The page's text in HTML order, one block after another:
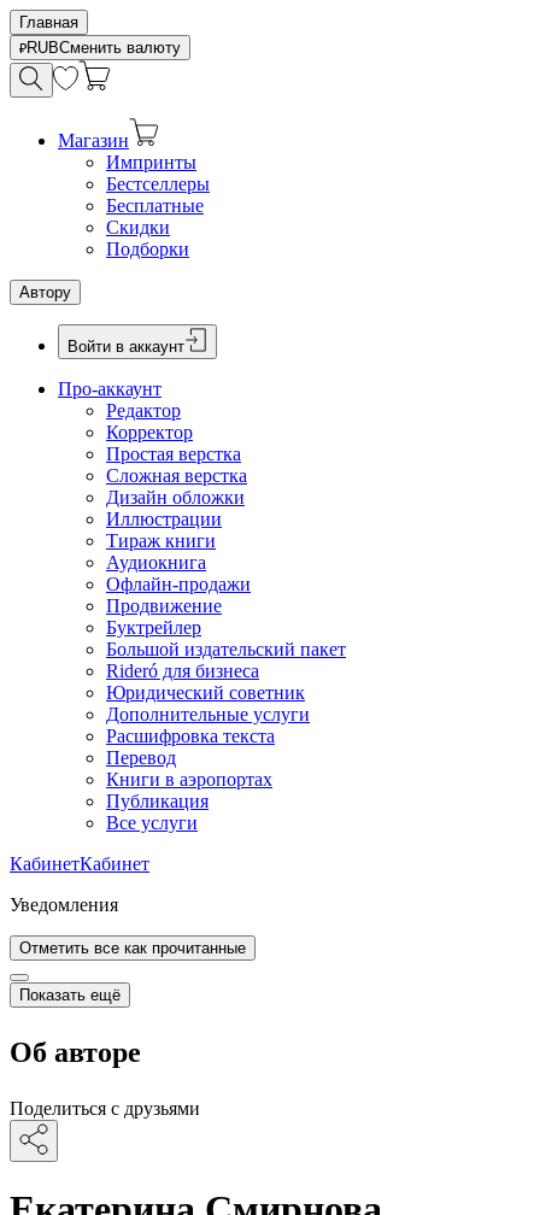
Главная
RUBСменить валюту
Магазин
Импринты
Бестселлеры
Бесплатные
Скидки
Подборки
Автору
Войти в аккаунт
Про-аккаунт
Редактор
Корректор
Простая верстка
Сложная верстка
Дизайн обложки
Иллюстрации
Тираж книги
Аудиокнига
Офлайн-продажи
Продвижение
Буктрейлер
Большой издательский пакет
Rideró для бизнеса
Юридический советник
Дополнительные услуги
Расшифровка текста
Перевод
Книги в аэропортах
Публикация
Все услуги
КабинетКабинет
Уведомления
Отметить все как прочитанные
Показать ещё
Об авторе
Поделиться с друзьями